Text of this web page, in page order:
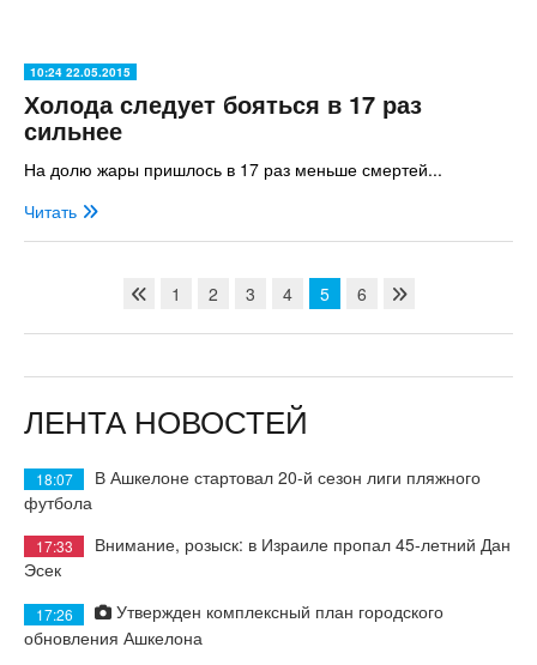
10:24 22.05.2015
Холода следует бояться в 17 раз
сильнее
На долю жары пришлось в 17 раз меньше смертей...
Читать
1 2 3 4 5 6
ЛЕНТА НОВОСТЕЙ
18:07
В Ашкелоне стартовал 20-й сезон лиги пляжного
футбола
17:33
Внимание, розыск: в Израиле пропал 45-летний Дан
Эсек
17:26
Утвержден комплексный план городского
обновления Ашкелона